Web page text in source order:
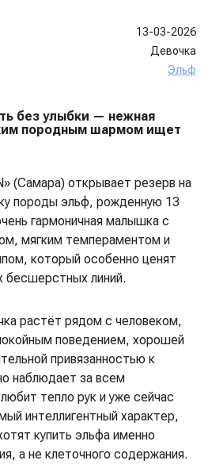
13-03-2026
Девочка
Эльф
без улыбки — нежная
породным шармом ищет
(Самара) открывает резерв на
породы эльф, рожденную 13
гармоничная малышка с
мягким темпераментом и
который особенно ценят
бесшерстных линий.
растёт рядом с человеком,
поведением, хорошей
привязанностью к
наблюдает за всем
тепло рук и уже сейчас
интеллигентный характер,
купить эльфа именно
а не клеточного содержания.